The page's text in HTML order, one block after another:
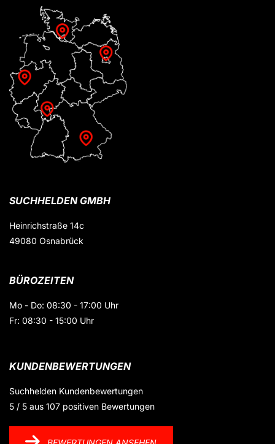
SUCHHELDEN GMBH
Heinrichstraße 14c
49080 Osnabrück
BÜROZEITEN
Mo - Do: 08:30 - 17:00 Uhr
Fr: 08:30 - 15:00 Uhr
KUNDENBEWERTUNGEN
Suchhelden Kundenbewertungen
5 / 5 aus 107 positiven Bewertungen